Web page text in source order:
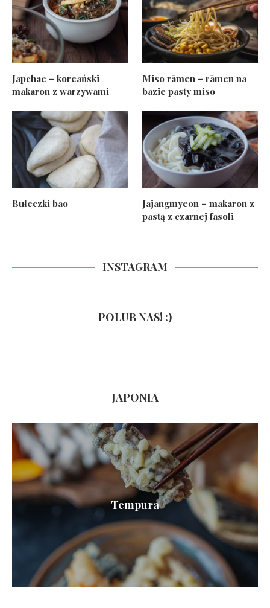
Japchae – koreański
makaron z warzywami
Miso rāmen – rāmen na
bazie pasty miso
Bułeczki bao
Jajangmyeon – makaron z
pastą z czarnej fasoli
INSTAGRAM
POLUB NAS! :)
JAPONIA
Tempura